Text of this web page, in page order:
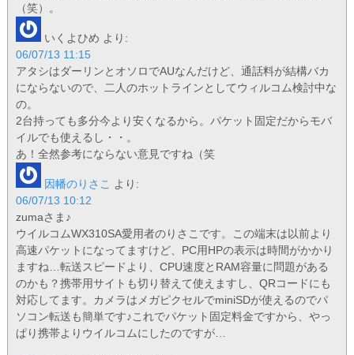
（笑）。
いくよひめ より:
06/07/13 11:15
アタシはダーリンとオソロでAUなんだけど、通話料が結構バカ
にならないので、二人のホットラインとしてウィルコム検討中な
の。
2台持っても多分今より安くなるから。パケット固定だからモバ
イルでも使えるし・・。
あ！全然参考にならない意見ですね（笑
因幡のりさこ
より:
06/07/13 10:12
zumaさま♪
ウイルコムWX310SA愛用者のりさこです。この端末は以前より
高速パケットになってますけど、PC用HPの表示は時間がかかり
ますね…転送スピードより、CPU速度とRAM容量に問題がある
のかも？携帯用サイトも切り替えて使えますし、QRコードにも
対応してます。カメラはメガピクセルでminiSDが使えるのでパ
ソコン転送も簡単です♪これでパケット固定料金ですから、やっ
ぱり携帯よりウイルコムにしたのですが…